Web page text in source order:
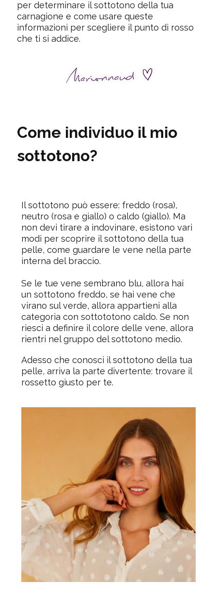
per determinare il sottotono della tua
carnagione e come usare queste
informazioni per scegliere il punto di rosso
che ti si addice.
Come individuo il mio
sottotono?
Il sottotono può essere: freddo (rosa),
neutro (rosa e giallo) o caldo (giallo). Ma
non devi tirare a indovinare, esistono vari
modi per scoprire il sottotono della tua
pelle, come guardare le vene nella parte
interna del braccio.
Se le tue vene sembrano blu, allora hai
un sottotono freddo, se hai vene che
virano sul verde, allora appartieni alla
categoria con sottototono caldo. Se non
riesci a definire il colore delle vene, allora
rientri nel gruppo del sottotono medio.
Adesso che conosci il sottotono della tua
pelle, arriva la parte divertente: trovare il
rossetto giusto per te.